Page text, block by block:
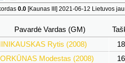
0.0 [Kaunas III] 2021-06-12 Lietuvos
Pavardė Vardas (GM)
Rytis (2008)
Modestas (2008)